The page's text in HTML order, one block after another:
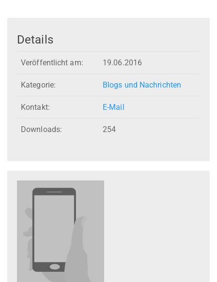
Details
Veröffentlicht am: 19.06.2016
Kategorie: Blogs und Nachrichten
Kontakt: E-Mail
Downloads: 254